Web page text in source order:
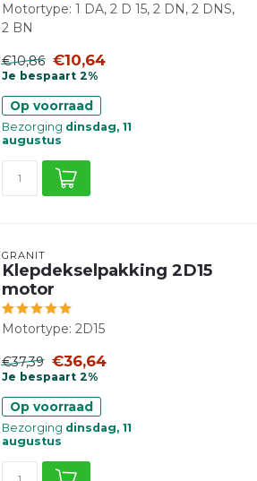
Motortype: 1 DA, 2 D 15, 2 DN, 2 DNS,
2 BN
€10,86 €10,64
Je bespaart 2%
Op voorraad
Bezorging dinsdag, 11
augustus
GRANIT
Klepdekselpakking 2D15
motor
Motortype: 2D15
€37,39 €36,64
Je bespaart 2%
Op voorraad
Bezorging dinsdag, 11
augustus